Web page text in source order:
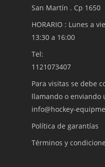
San Martín . Cp 1650
HORARIO : Lunes a
13:30 a 16:00
Tel:
1121073407
Para visitas se debe
llamando o enviando
info@hockey-
Política de garantías
Términos y